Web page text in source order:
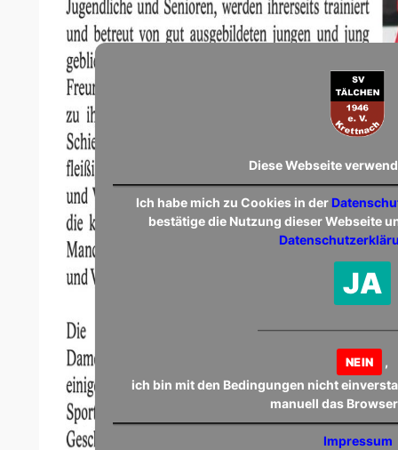
Diese Webseite
Ich habe mich zu Cookies in der
bestätige die Nutzung dieser Webseite
JA
NEIN
,
ich bin mit den Bedingungen nicht
manuell das
Impressum